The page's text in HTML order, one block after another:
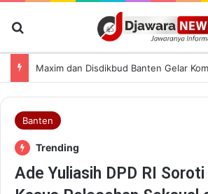
Banten
Trending
Ade Yuliasih DPD RI Soroti